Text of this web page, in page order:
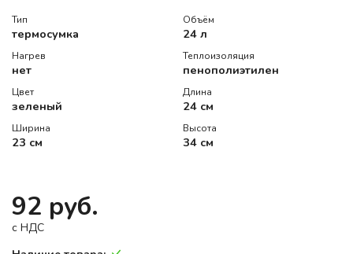
Тип
термосумка
Объём
24 л
Нагрев
нет
Теплоизоляция
пенополиэтилен
Цвет
зеленый
Длина
24 см
Ширина
23 см
Высота
34 см
92 руб.
c НДС